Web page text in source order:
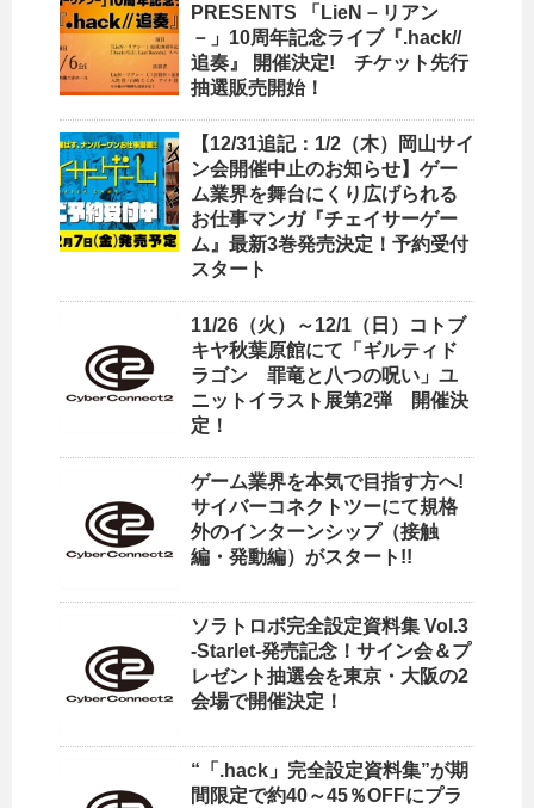
PRESENTS 「LieN－リアン
－」10周年記念ライブ『.hack//
追奏』 開催決定! チケット先行
抽選販売開始！
【12/31追記：1/2（木）岡山サイ
ン会開催中止のお知らせ】ゲー
ム業界を舞台にくり広げられる
お仕事マンガ『チェイサーゲー
ム』最新3巻発売決定！予約受付
スタート
11/26（火）～12/1（日）コトブ
キヤ秋葉原館にて「ギルティド
ラゴン 罪竜と八つの呪い」ユ
ニットイラスト展第2弾 開催決
定！
ゲーム業界を本気で目指す方へ!
サイバーコネクトツーにて規格
外のインターンシップ（接触
編・発動編）がスタート!!
ソラトロボ完全設定資料集 Vol.3
-Starlet-発売記念！サイン会＆プ
レゼント抽選会を東京・大阪の2
会場で開催決定！
“「.hack」完全設定資料集”が期
間限定で約40～45％OFFにプラ